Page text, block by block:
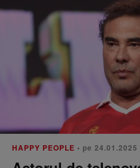
HAPPY PEOPLE • pe